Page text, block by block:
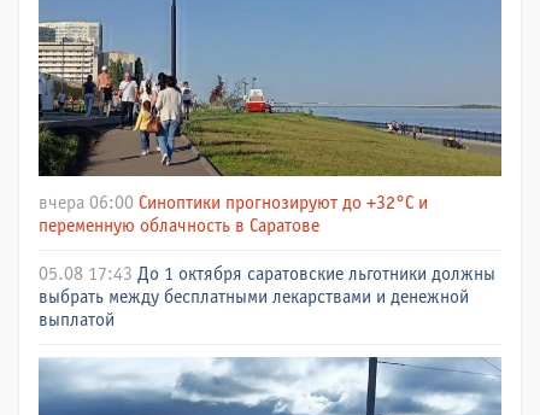
вчера 06:00 Синоптики прогнозируют до +32°C и
переменную облачность в Саратове
05.08 17:43 До 1 октября саратовские льготники должны
выбрать между бесплатными лекарствами и денежной
выплатой